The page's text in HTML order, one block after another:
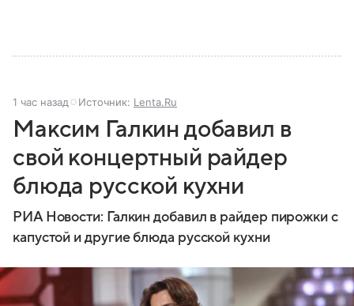
1 час назад Источник: Lenta.Ru
Максим Галкин добавил в
свой концертный райдер
блюда русской кухни
РИА Новости: Галкин добавил в райдер пирожки с
капустой и другие блюда русской кухни